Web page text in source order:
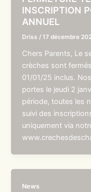
INSCRIPTION
ANNUEL
Driss /17 décembre
Chers Parents, Le
crèches sont
01/01/25 inclus.
portes le jeudi 2
période, toutes les
suivi des
uniquement via
News